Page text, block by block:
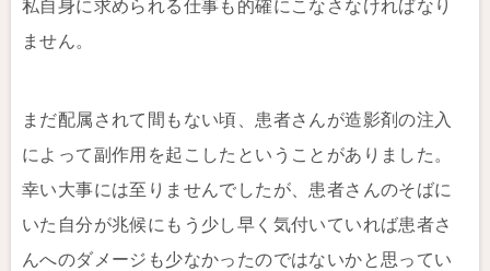
私自身に求められる仕事も的確にこなさなければなり
ません。
まだ配属されて間もない頃、患者さんが造影剤の注入
によって副作用を起こしたということがありました。
幸い大事には至りませんでしたが、患者さんのそばに
いた自分が兆候にもう少し早く気付いていれば患者さ
んへのダメージも少なかったのではないかと思ってい